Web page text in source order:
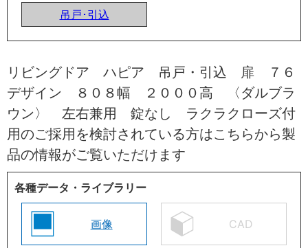
吊戸･引込
リビングドア ハピア 吊戸・引込 扉 ７６
デザイン ８０８幅 ２０００高 〈ダルブラ
ウン〉 左右兼用 錠なし ラクラクローズ付
用のご採用を検討されている方はこちらから製
品の情報がご覧いただけます
各種データ・ライブラリー
画像 CAD